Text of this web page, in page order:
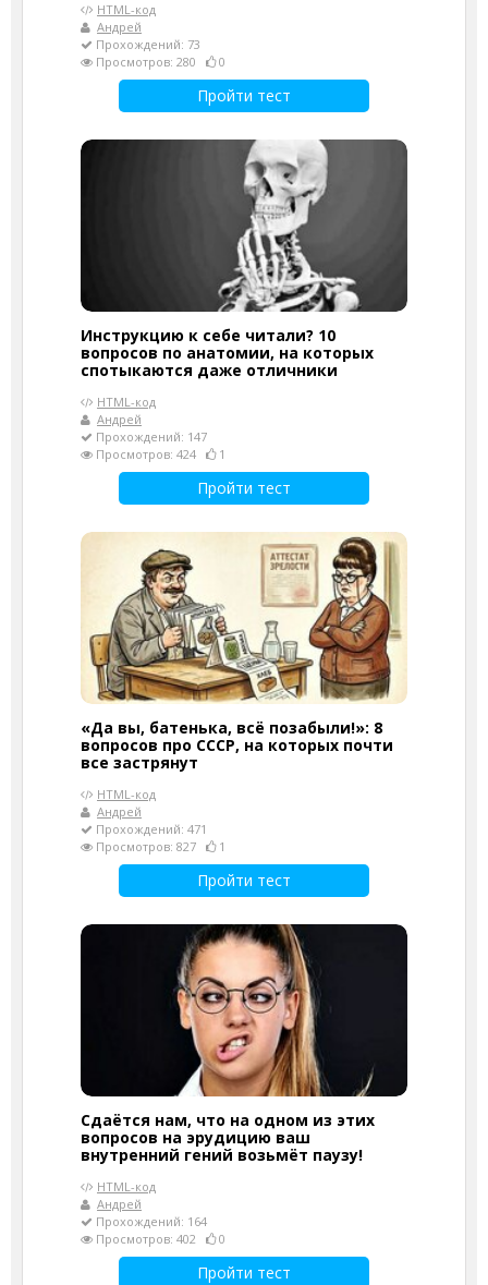
HTML-код
Андрей
Прохождений: 73
Просмотров: 280
0
Пройти тест
Инструкцию к себе читали? 10
вопросов по анатомии, на которых
спотыкаются даже отличники
HTML-код
Андрей
Прохождений: 147
Просмотров: 424
1
Пройти тест
«Да вы, батенька, всё позабыли!»: 8
вопросов про СССР, на которых почти
все застрянут
HTML-код
Андрей
Прохождений: 471
Просмотров: 827
1
Пройти тест
Сдаётся нам, что на одном из этих
вопросов на эрудицию ваш
внутренний гений возьмёт паузу!
HTML-код
Андрей
Прохождений: 164
Просмотров: 402
0
Пройти тест